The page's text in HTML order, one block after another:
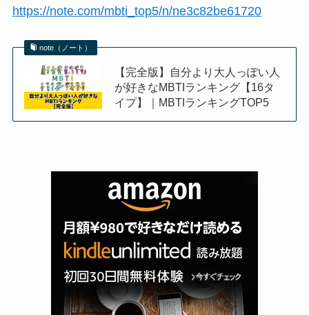
https://note.com/mbti_top5/n/ne3c82be61720
note（ノート）
【完全版】自分より大人っぽい人
が好きなMBTIランキング【16タ
イプ】｜MBTIランキングTOP5